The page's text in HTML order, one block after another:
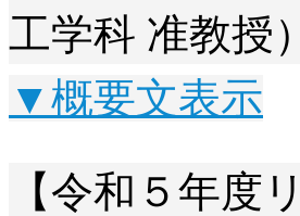
工学科 准教授）
▼概要文表示
【令和５年度